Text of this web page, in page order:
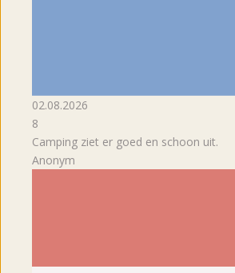
02.08.2026
8
Camping ziet er goed en schoon uit.
Anonym